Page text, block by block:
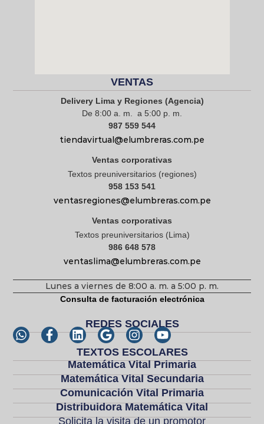
VENTAS
Delivery Lima y Regiones (Agencia)
De 8:00 a. m. a 5:00 p. m.
987 559 544
tiendavirtual@elumbreras.com.pe
Ventas corporativas
Textos preuniversitarios (regiones)
958 153 541
ventasregiones@elumbreras.com.pe
Ventas corporativas
Textos preuniversitarios (Lima)
986 648 578
ventaslima@elumbreras.com.pe
Lunes a viernes de 8:00 a. m. a 5:00 p. m.
Consulta de facturación electrónica
REDES SOCIALES
TEXTOS ESCOLARES
Matemática Vital Primaria
Matemática Vital Secundaria
Comunicación Vital Primaria
Distribuidora Matemática Vital
Solicita la visita de un promotor